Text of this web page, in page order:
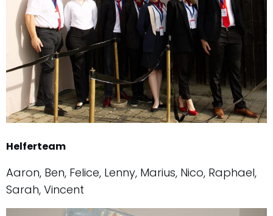
Helferteam
Aaron, Ben, Felice, Lenny, Marius, Nico, Raphael,
Sarah, Vincent